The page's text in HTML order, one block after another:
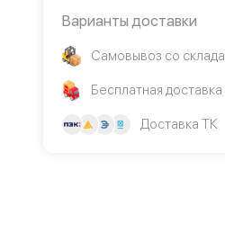
Варианты доставки
Самовывоз со склада
Бесплатная доставка
Доставка ТК